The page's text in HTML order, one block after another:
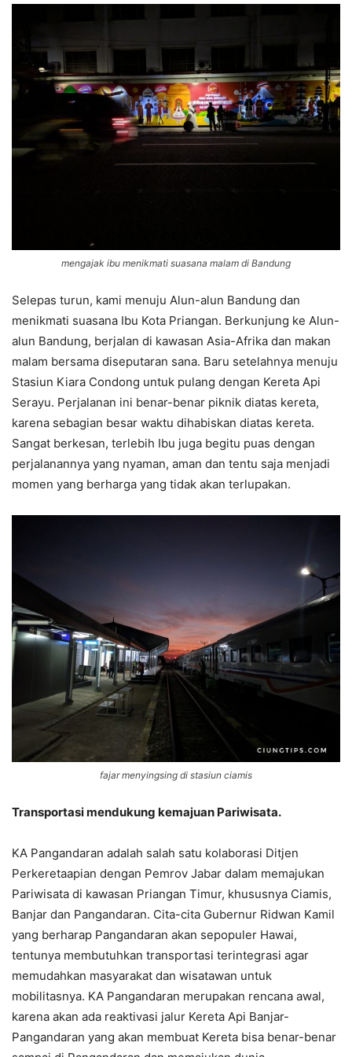
mengajak ibu menikmati suasana malam di Bandung
Selepas turun, kami menuju Alun-alun Bandung dan
menikmati suasana Ibu Kota Priangan. Berkunjung ke Alun-
alun Bandung, berjalan di kawasan Asia-Afrika dan makan
malam bersama diseputaran sana. Baru setelahnya menuju
Stasiun Kiara Condong untuk pulang dengan Kereta Api
Serayu. Perjalanan ini benar-benar piknik diatas kereta,
karena sebagian besar waktu dihabiskan diatas kereta.
Sangat berkesan, terlebih Ibu juga begitu puas dengan
perjalanannya yang nyaman, aman dan tentu saja menjadi
momen yang berharga yang tidak akan terlupakan.
fajar menyingsing di stasiun ciamis
Transportasi mendukung kemajuan Pariwisata.
KA Pangandaran adalah salah satu kolaborasi Ditjen
Perkeretaapian dengan Pemrov Jabar dalam memajukan
Pariwisata di kawasan Priangan Timur, khususnya Ciamis,
Banjar dan Pangandaran. Cita-cita Gubernur Ridwan Kamil
yang berharap Pangandaran akan sepopuler Hawai,
tentunya membutuhkan transportasi terintegrasi agar
memudahkan masyarakat dan wisatawan untuk
mobilitasnya. KA Pangandaran merupakan rencana awal,
karena akan ada reaktivasi jalur Kereta Api Banjar-
Pangandaran yang akan membuat Kereta bisa benar-benar